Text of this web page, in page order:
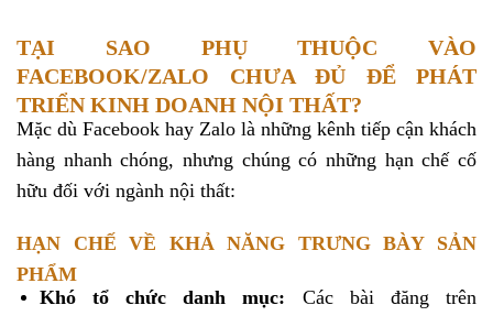
TẠI SAO PHỤ THUỘC VÀO
FACEBOOK/ZALO CHƯA ĐỦ ĐỂ PHÁT
TRIỂN KINH DOANH NỘI THẤT?
Mặc dù Facebook hay Zalo là những kênh tiếp cận khách
hàng nhanh chóng, nhưng chúng có những hạn chế cố
hữu đối với ngành nội thất:
HẠN CHẾ VỀ KHẢ NĂNG TRƯNG BÀY SẢN
PHẨM
Khó tổ chức danh mục: Các bài đăng trên